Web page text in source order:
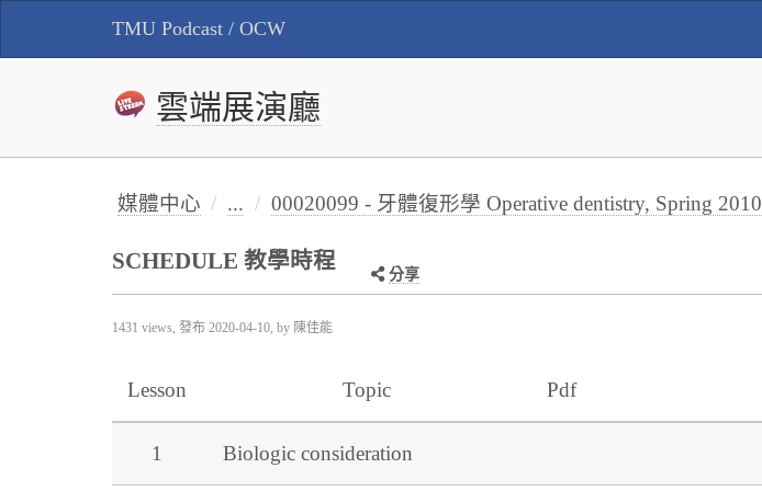
TMU Podcast / OCW
雲端展演廳
媒體中心 ... 00020099 - 牙體復形學 Operative dentistry, Spring 2010
SCHEDULE 教學時程
分享
1431 views, 發布 2020-04-10 , by 陳佳能
Lesson Topic Pdf
1 Biologic consideration